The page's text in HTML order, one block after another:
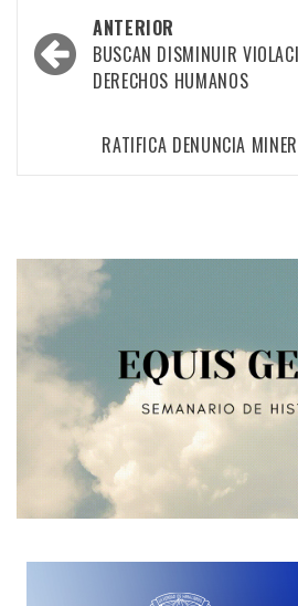
Navegación
por
entradas
ANTERIOR
BUSCAN DISMINUIR
DERECHOS HUMANOS
RATIFICA DENUNCIA